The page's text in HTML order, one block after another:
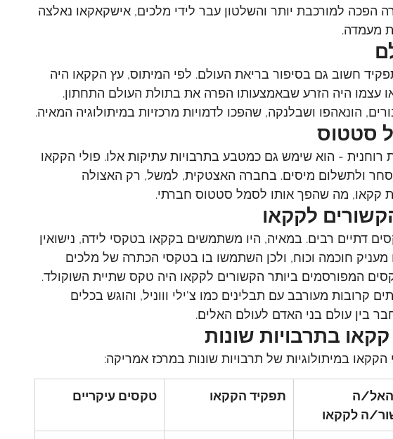
הפכה למורכבת יותר והשלטון עבר לידי מלכים, אישקאקאו נאלצה
מעמדה.
חשוב גם בסיפור בריאת העולם. לפי המיתוס, עץ הקקאו היה
עצמו היה הזרע שבאמצעותו הפרה את בתולת העולם התחתון.
הונאהפו ושבלנקה, שהפכו לדמויות מרכזיות במיתולוגיה המאיה.
סטטוס
- הוא שימש גם כמטבע בתרבויות עתיקות אלו. פולי הקקאו
ולתשלום מיסים. בחברה האצטקית, למשל, רק האצולה
קקאו, מה שהפך אותו לסמל סטטוס חברתי.
לקקאו
דתיים רבים. במאיה, היו משתמשים בקקאו בטקסי לידה, נישואין
מעניק חוכמה וכוח, ולכן השתמשו בו בטקסי הכתרה של מלכים
המפורסמים ביותר הקשורים לקקאו היה טקס שתיית השוקולד.
קרובות מעורבב עם תבלינים כמו צ'ילי וווניל, והוגש בכלים
בין עולם בני האדם לעולם האלים.
בתרבויות שונות
במיתולוגיות של תרבויות שונות במרכז אמריקה:
ה
ה לקקאו
תפקיד הקקאו טקסים עיקריים